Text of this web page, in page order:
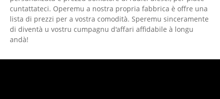
cuntattateci. Operemu a nostra propria fabbrica è offre una
lista di prezzi per a vostra comodità. Speremu sinceramente
di diventà u vostru cumpagnu d'affari affidabile à longu
andà!